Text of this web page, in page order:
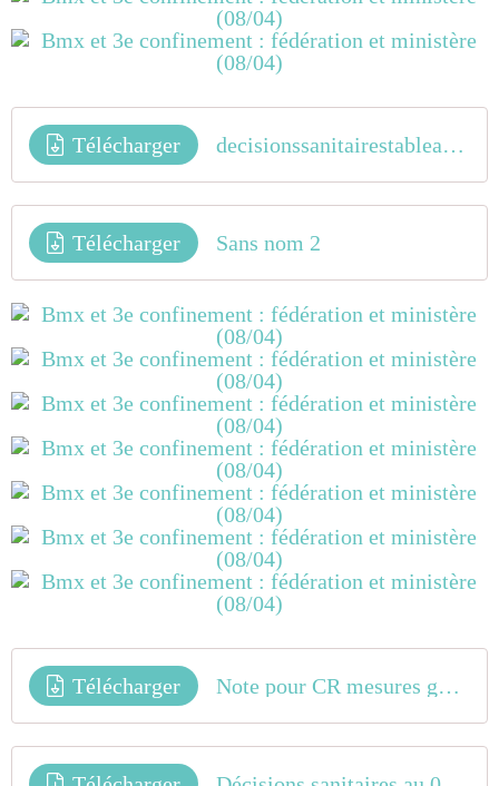
Télécharger decisionssanitairestableau09042021
Télécharger Sans nom 2
Télécharger Note pour CR mesures gouvernementales Avril 2021 - vers 6 (1)